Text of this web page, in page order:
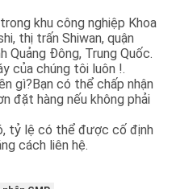
khu công nghiệp Khoa
thị trấn Shiwan, quận
Quảng Đông, Trung Quốc.
của chúng tôi luôn !.
gì?Bạn có thể chấp nhận
đặt hàng nếu không phải
tỷ lệ có thể được cố định
cách liên hệ.